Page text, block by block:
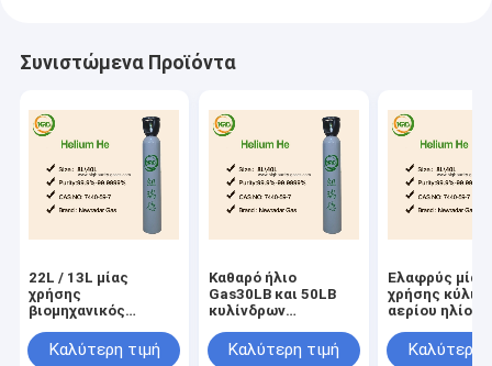
Συνιστώμενα Προϊόντα
22L / 13L μίας
χρήσης
βιομηχανικός
χάλυβα δεξαμενών
ηλίου
Καλύτερη τιμή
Καθαρό ήλιο
Gas30LB και 50LB
κυλίνδρων
ηλίου κόμματος
Καλύτερη τιμή
Ελαφρύς μίας
χρήσης
αερίου ηλίου
μπαλονιών
Καλύτερη